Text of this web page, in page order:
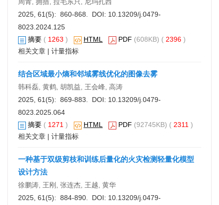
周青, 拥措, 拉毛东只, 尼玛扎西
2025, 61(5): 860-868. DOI: 10.13209/j.0479-
8023.2024.125
摘要 ( 1263 ) HTML PDF (608KB) ( 2396 )
相关文章 | 计量指标
结合区域最小熵和邻域雾线优化的图像去雾
韩科磊, 黄鹤, 胡凯益, 王会峰, 高涛
2025, 61(5): 869-883. DOI: 10.13209/j.0479-
8023.2025.064
摘要 ( 1271 ) HTML PDF (92745KB) ( 2311 )
相关文章 | 计量指标
一种基于双级剪枝和训练后量化的火灾检测轻量化模型
设计方法
徐鹏涛, 王刚, 张连杰, 王越, 黄华
2025, 61(5): 884-890. DOI: 10.13209/j.0479-